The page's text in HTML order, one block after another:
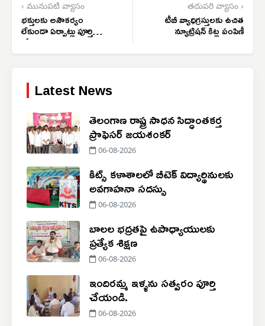
‹ మునుపటి వ్యాసం
భక్తులకు అసౌకర్యం
లేకుండా ఏర్పాట్లు పూర్తి
చేయాలి
తదుపరి వ్యాసం ›
టీబీ వ్యాధిగ్రస్తులకు ఉచిత
న్యూట్రిషన్ కిట్ల పంపిణీ
Latest News
తెలంగాణ రాష్ట్ర సాధన సిద్ధాంతకర్త
ప్రొఫెసర్ జయశంకర్
06-08-2026
కిట్స్ కళాశాలలో బీటెక్ విద్యార్థినులకు
అవగాహనా సదస్సు
06-08-2026
బాలల భద్రతపై ఉపాధ్యాయులకు
ప్రత్యేక శిక్షణ
06-08-2026
ఇందిరమ్మ ఇళ్ళను సత్వరం పూర్తి
చేయండి.
06-08-2026